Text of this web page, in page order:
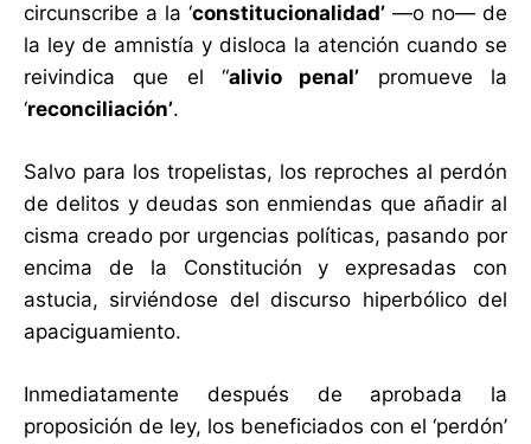
circunscribe a la ‘constitucionalidad’ —o no— de
la ley de amnistía y disloca la atención cuando se
reivindica que el “alivio penal’ promueve la
‘reconciliación’.
Salvo para los tropelistas, los reproches al perdón
de delitos y deudas son enmiendas que añadir al
cisma creado por urgencias políticas, pasando por
encima de la Constitución y expresadas con
astucia, sirviéndose del discurso hiperbólico del
apaciguamiento.
Inmediatamente después de aprobada la
proposición de ley, los beneficiados con el ‘perdón’